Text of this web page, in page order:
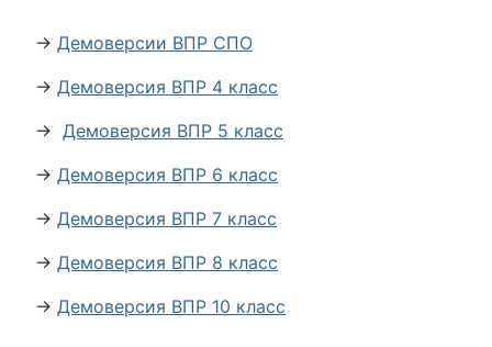
→ Демоверсии ВПР СПО
→ Демоверсия ВПР 4 класс
→ Демоверсия ВПР 5 класс
→ Демоверсия ВПР 6 класс
→ Демоверсия ВПР 7 класс
→ Демоверсия ВПР 8 класс
→ Демоверсия ВПР 10 класс